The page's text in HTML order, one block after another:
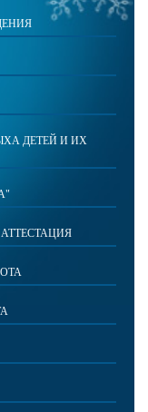
ДЕТЕЙ И ИХ